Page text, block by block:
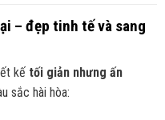
– đẹp tinh tế và sang
kế tối giản nhưng ấn
sắc hài hòa: